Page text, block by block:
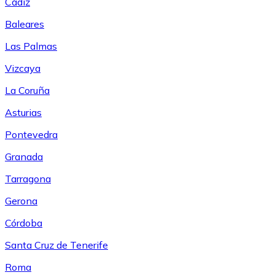
Baleares
Las Palmas
Vizcaya
La Coruña
Asturias
Pontevedra
Granada
Tarragona
Gerona
Córdoba
Santa Cruz de Tenerife
Roma